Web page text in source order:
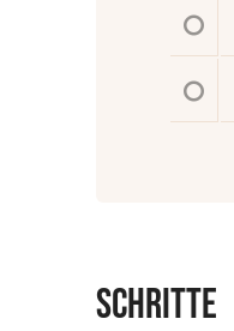
Schritte